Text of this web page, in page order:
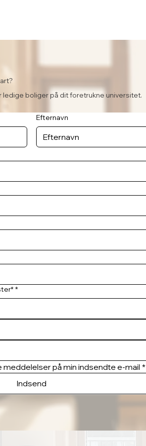
ledige boliger på dit foretrukne universitet.
Efternavn
*
på min indsendte e-mail *
Indsend